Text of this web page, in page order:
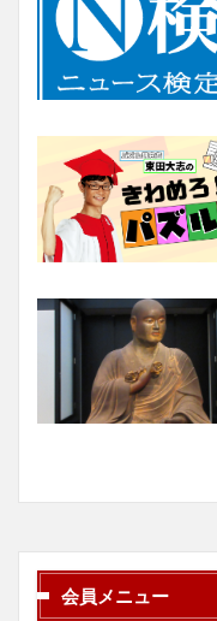
会員メニュー